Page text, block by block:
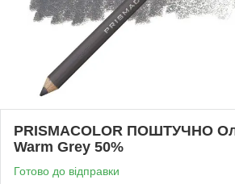
PRISMACOLOR ПОШТУЧНО
Warm Grey 50%
Готово до відправки